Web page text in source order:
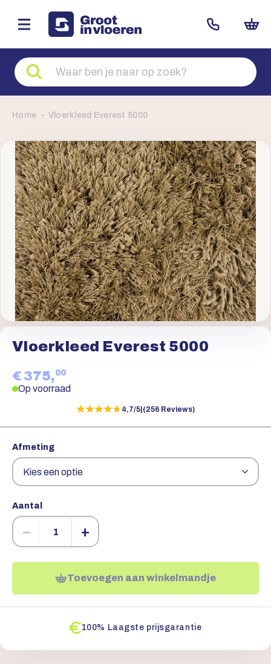
Zoeken
naar
producten
Home Vloerkleed Everest 5000
Vloerkleed Everest 5000
€ 375,00
Op voorraad
★★★★★
★★★★★4,7/5 (256 Reviews)
Afmeting
Aantal
− +
Toevoegen aan winkelmandje
100% Laagste prijsgarantie